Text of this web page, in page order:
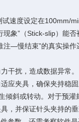
度设定在100mm/
”（Stick-slip）能否
—慢结束”的真实操作
扰，造成数据异常。
夹具，确保夹持稳固
或转动。对于预灌
并保证针头夹持的垂